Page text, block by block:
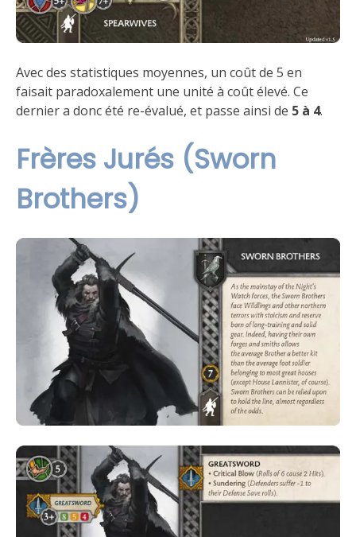
Avec des statistiques moyennes, un coût de 5 en
faisait paradoxalement une unité à coût élevé. Ce
dernier a donc été re-évalué, et passe ainsi de 5 à 4.
Frères Jurés (Sworn
Brothers)